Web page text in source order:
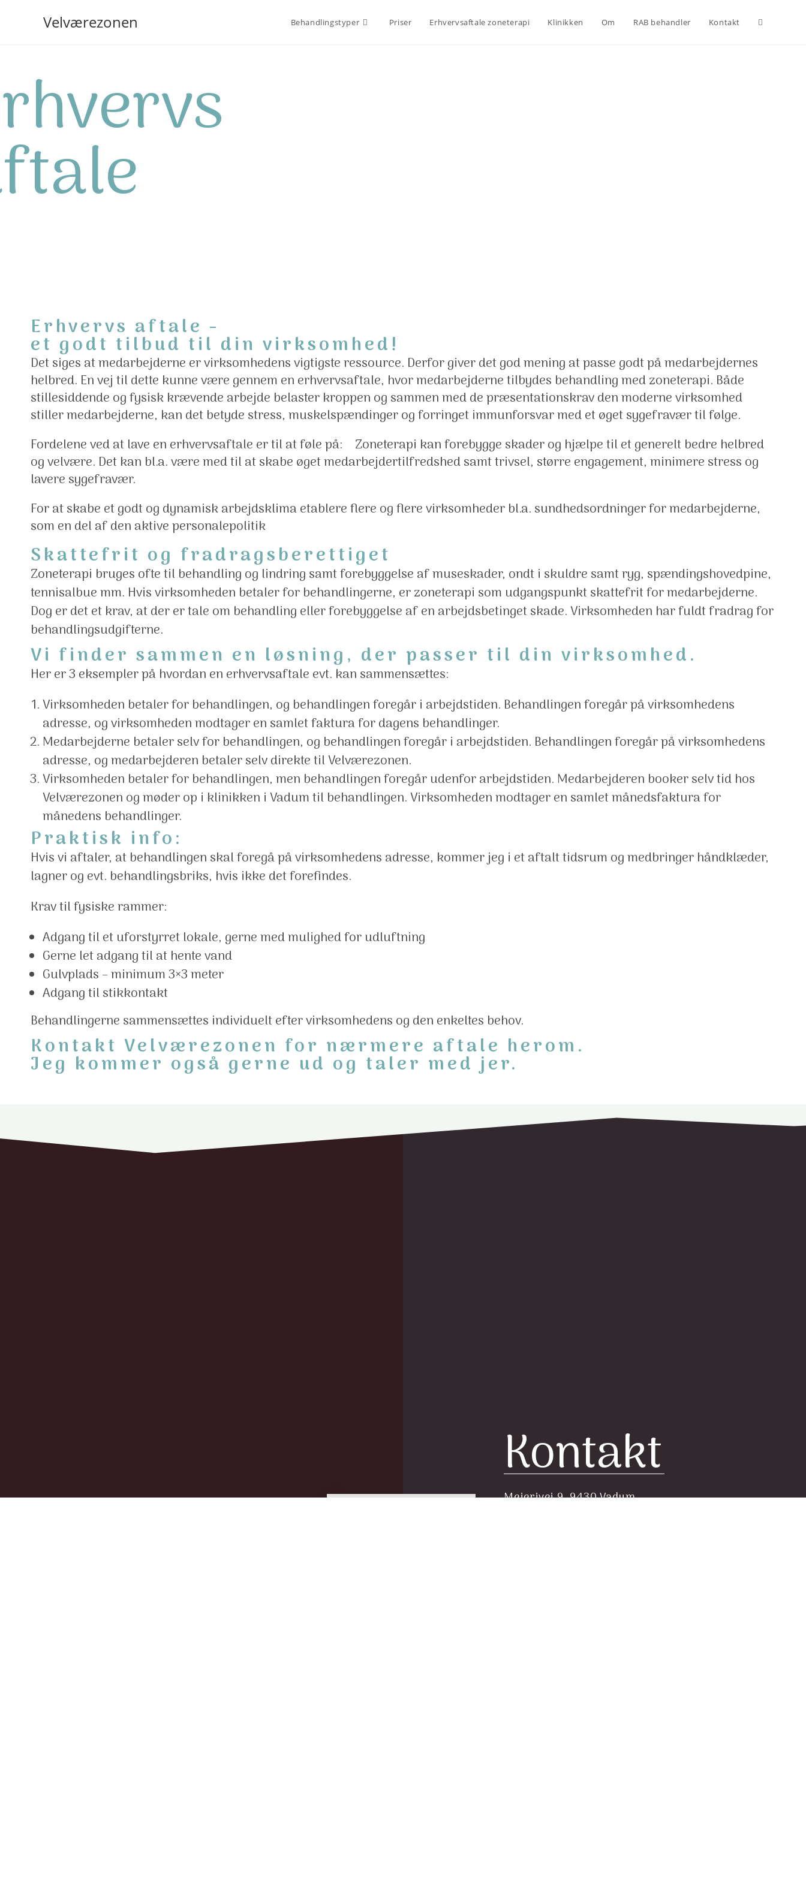
Velværezonen Behandlingstyper Priser Erhvervsaftale zoneterapi Klinikken Om RAB behandler Kontakt
Erhvervs aftale -
et godt tilbud til din virksomhed!
Det siges at medarbejderne er virksomhedens vigtigste ressource. Derfor giver det god mening at passe godt på medarbejdernes
helbred. En vej til dette kunne være gennem en erhvervsaftale, hvor medarbejderne tilbydes behandling med zoneterapi. Både
stillesiddende og fysisk krævende arbejde belaster kroppen og sammen med de præsentationskrav den moderne virksomhed
stiller medarbejderne, kan det betyde stress, muskelspændinger og forringet immunforsvar med et øget sygefravær til følge.
Fordelene ved at lave en erhvervsaftale er til at føle på: Zoneterapi kan forebygge skader og hjælpe til et generelt bedre helbred
og velvære. Det kan bl.a. være med til at skabe øget medarbejdertilfredshed samt trivsel, større engagement, minimere stress og
lavere sygefravær.
For at skabe et godt og dynamisk arbejdsklima etablere flere og flere virksomheder bl.a. sundhedsordninger for medarbejderne,
som en del af den aktive personalepolitik
Skattefrit og fradragsberettiget
Zoneterapi bruges ofte til behandling og lindring samt forebyggelse af museskader, ondt i skuldre samt ryg, spændingshovedpine,
tennisalbue mm. Hvis virksomheden betaler for behandlingerne, er zoneterapi som udgangspunkt skattefrit for medarbejderne.
Dog er det et krav, at der er tale om behandling eller forebyggelse af en arbejdsbetinget skade. Virksomheden har fuldt fradrag for
behandlingsudgifterne.
Vi finder sammen en løsning, der passer til din virksomhed.
Her er 3 eksempler på hvordan en erhvervsaftale evt. kan sammensættes:
Virksomheden betaler for behandlingen, og behandlingen foregår i arbejdstiden. Behandlingen foregår på virksomhedens
adresse, og virksomheden modtager en samlet faktura for dagens behandlinger.
Medarbejderne betaler selv for behandlingen, og behandlingen foregår i arbejdstiden. Behandlingen foregår på virksomhedens
adresse, og medarbejderen betaler selv direkte til Velværezonen.
Virksomheden betaler for behandlingen, men behandlingen foregår udenfor arbejdstiden. Medarbejderen booker selv tid hos
Velværezonen og møder op i klinikken i Vadum til behandlingen. Virksomheden modtager en samlet månedsfaktura for
månedens behandlinger.
Praktisk info:
Hvis vi aftaler, at behandlingen skal foregå på virksomhedens adresse, kommer jeg i et aftalt tidsrum og medbringer håndklæder,
lagner og evt. behandlingsbriks, hvis ikke det forefindes.
Krav til fysiske rammer:
Adgang til et uforstyrret lokale, gerne med mulighed for udluftning
Gerne let adgang til at hente vand
Gulvplads – minimum 3×3 meter
Adgang til stikkontakt
Behandlingerne sammensættes individuelt efter virksomhedens og den enkeltes behov.
Kontakt Velværezonen for nærmere aftale herom.
Jeg kommer også gerne ud og taler med jer.
Kontakt
Mejerivej 9, 9430 Vadum